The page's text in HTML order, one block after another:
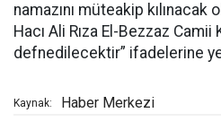
namazını müteakip kılınacak
Hacı Ali Rıza El-Bezzaz Camii
defnedilecektir” ifadelerine
Kaynak: Haber Merkezi